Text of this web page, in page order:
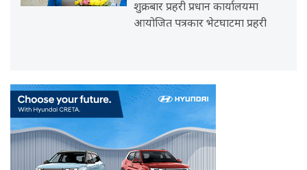
शुक्रबार प्रहरी प्रधान कार्यालयमा
आयोजित पत्रकार भेटघाटमा प्रहरी